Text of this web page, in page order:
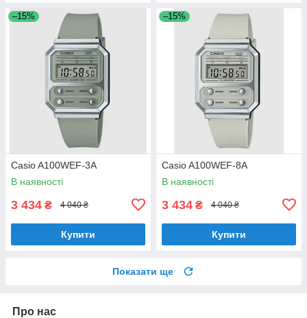
–15%
Casio A100WEF-3A
В наявності
3 434 ₴ 4 040 ₴
Купити
–15%
Casio A100WEF-8A
В наявності
3 434 ₴ 4 040 ₴
Купити
Показати ще
Про нас